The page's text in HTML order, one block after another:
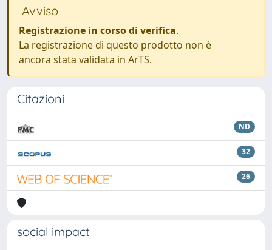
Avviso
Registrazione in corso di verifica.
La registrazione di questo prodotto non è
ancora stata validata in ArTS.
Citazioni
ND
32
26
social impact